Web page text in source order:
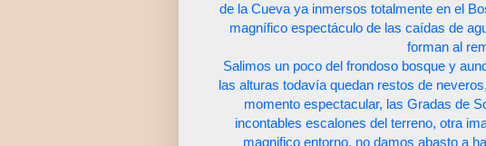
de la Cueva ya inmersos totalmente en el
magnífico espectáculo de las caídas de
forman al
Salimos un poco del frondoso bosque y
las alturas todavía quedan restos de
momento espectacular, las Gradas de
incontables escalones del terreno, otra
magnifico entorno, no damos abasto a